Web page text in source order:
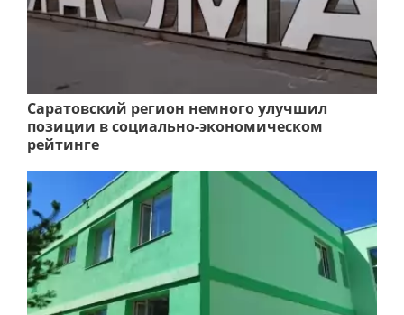
Саратовский регион немного улучшил
позиции в социально-экономическом
рейтинге